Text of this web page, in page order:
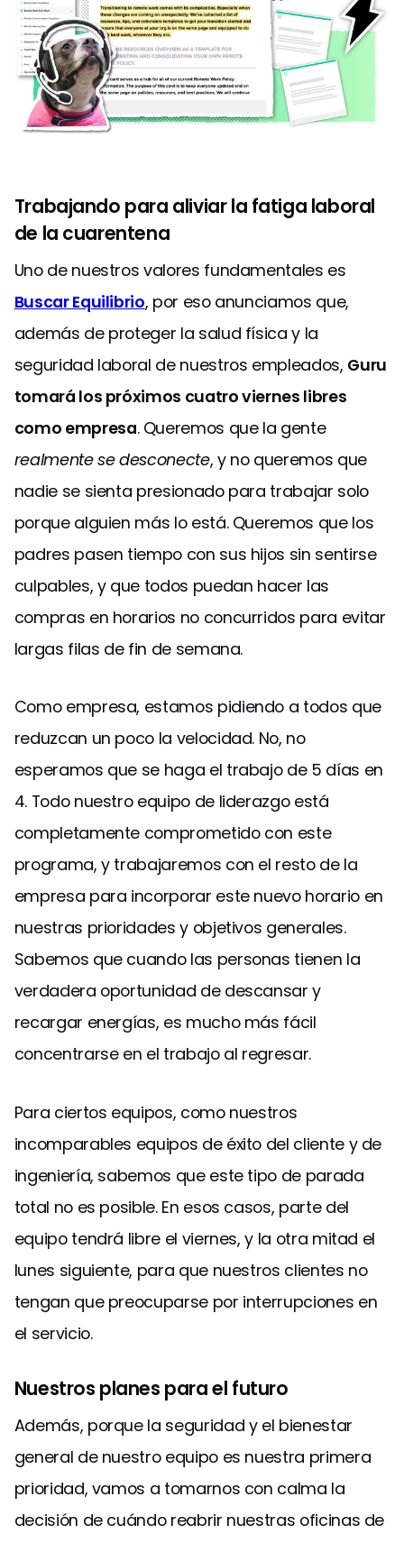
Trabajando para aliviar la fatiga laboral
de la cuarentena
Uno de nuestros valores fundamentales es
Buscar Equilibrio, por eso anunciamos que,
además de proteger la salud física y la
seguridad laboral de nuestros empleados, Guru
tomará los próximos cuatro viernes libres
como empresa. Queremos que la gente
realmente se desconecte, y no queremos que
nadie se sienta presionado para trabajar solo
porque alguien más lo está. Queremos que los
padres pasen tiempo con sus hijos sin sentirse
culpables, y que todos puedan hacer las
compras en horarios no concurridos para evitar
largas filas de fin de semana.
Como empresa, estamos pidiendo a todos que
reduzcan un poco la velocidad. No, no
esperamos que se haga el trabajo de 5 días en
4. Todo nuestro equipo de liderazgo está
completamente comprometido con este
programa, y trabajaremos con el resto de la
empresa para incorporar este nuevo horario en
nuestras prioridades y objetivos generales.
Sabemos que cuando las personas tienen la
verdadera oportunidad de descansar y
recargar energías, es mucho más fácil
concentrarse en el trabajo al regresar.
Para ciertos equipos, como nuestros
incomparables equipos de éxito del cliente y de
ingeniería, sabemos que este tipo de parada
total no es posible. En esos casos, parte del
equipo tendrá libre el viernes, y la otra mitad el
lunes siguiente, para que nuestros clientes no
tengan que preocuparse por interrupciones en
el servicio.
Nuestros planes para el futuro
Además, porque la seguridad y el bienestar
general de nuestro equipo es nuestra primera
prioridad, vamos a tomarnos con calma la
decisión de cuándo reabrir nuestras oficinas de